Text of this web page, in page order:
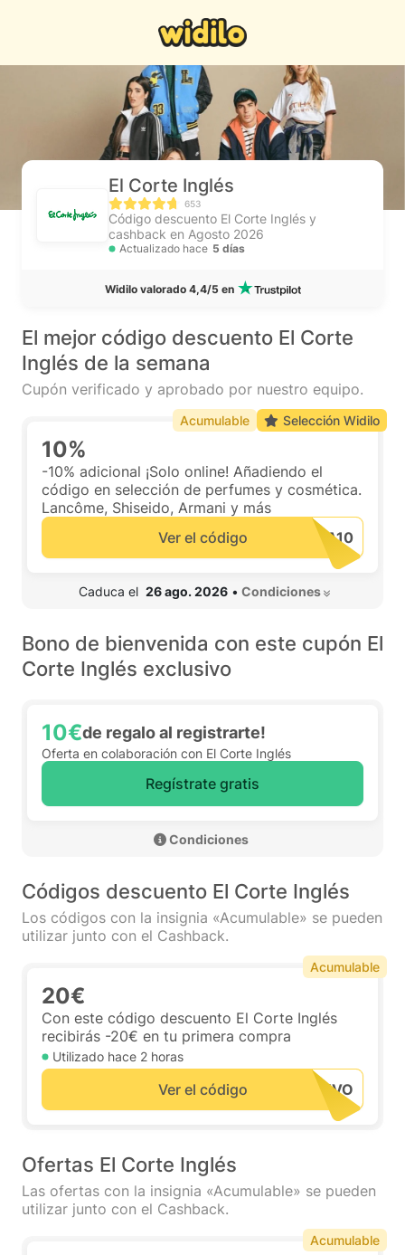
El Corte Inglés
653
Código descuento El Corte Inglés y
cashback en Agosto 2026
Actualizado hace 5 días
Widilo valorado 4,4/5 en
El mejor código descuento El Corte
Inglés de la semana
Cupón verificado y aprobado por nuestro equipo.
10%
-10% adicional ¡Solo online! Añadiendo el
código en selección de perfumes y cosmética.
Lancôme, Shiseido, Armani y más
Ver el código
Caduca el 26 ago. 2026 • Condiciones
Acumulable Selección Widilo
Bono de bienvenida con este cupón El
Corte Inglés exclusivo
10€de regalo al registrarte!
Oferta en colaboración con El Corte Inglés
Regístrate gratis
Códigos descuento El Corte Inglés
Los códigos con la insignia «Acumulable» se pueden
utilizar junto con el Cashback.
20€
Con este código descuento El Corte Inglés
recibirás -20€ en tu primera compra
Utilizado hace 2 horas
Ver el código
Acumulable
Ofertas El Corte Inglés
Las ofertas con la insignia «Acumulable» se pueden
utilizar junto con el Cashback.
Acumulable